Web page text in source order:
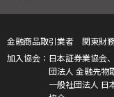
金融商品取引業者 関東財
日本証券業協会
団法人 金融先物
一般社団法人 日